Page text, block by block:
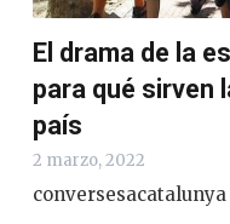
El drama de la
para qué sirven
país
2 marzo, 2022
conversesacatalunya